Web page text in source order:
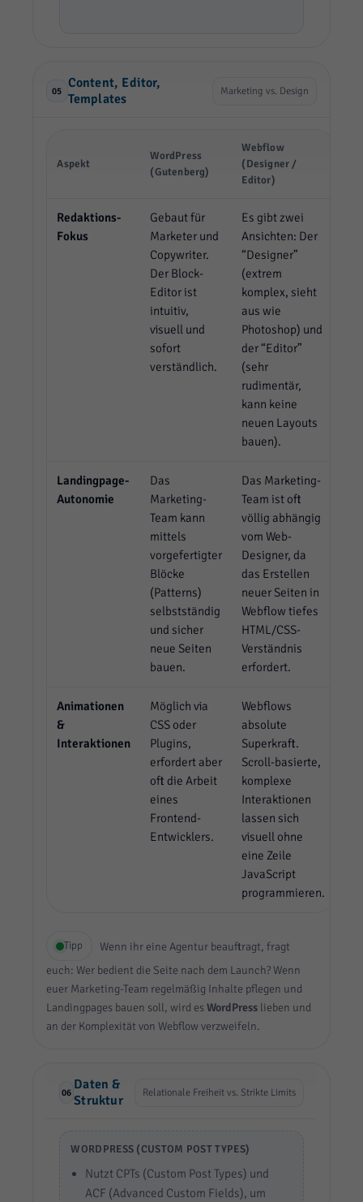
05 Content, Editor,
Templates
Marketing vs. Design
Aspekt
WordPress
(Gutenberg)
Webflow
(Designer /
Editor)
Redaktions-
Fokus
Gebaut für
Marketer und
Copywriter.
Der Block-
Editor ist
intuitiv,
visuell und
sofort
verständlich.
Es gibt zwei
Ansichten: Der
“Designer”
(extrem
komplex, sieht
aus wie
Photoshop) und
der “Editor”
(sehr
rudimentär,
kann keine
neuen Layouts
bauen).
Landingpage-
Autonomie
Das
Marketing-
Team kann
mittels
vorgefertigter
Blöcke
(Patterns)
selbstständig
und sicher
neue Seiten
bauen.
Das Marketing-
Team ist oft
völlig abhängig
vom Web-
Designer, da
das Erstellen
neuer Seiten in
Webflow tiefes
HTML/CSS-
Verständnis
erfordert.
Animationen
&
Interaktionen
Möglich via
CSS oder
Plugins,
erfordert aber
oft die Arbeit
eines
Frontend-
Entwicklers.
Webflows
absolute
Superkraft.
Scroll-basierte,
komplexe
Interaktionen
lassen sich
visuell ohne
eine Zeile
JavaScript
programmieren.
Tipp
Wenn ihr eine Agentur beauftragt, fragt
euch: Wer bedient die Seite nach dem Launch? Wenn
euer Marketing-Team regelmäßig Inhalte pflegen und
Landingpages bauen soll, wird esWordPress lieben und
an der Komplexität von Webflow verzweifeln.
06 Daten &
Struktur
Relationale Freiheit vs. Strikte Limits
WORDPRESS (CUSTOM POST TYPES)
Nutzt CPTs (Custom Post Types) und
ACF (Advanced Custom Fields), um